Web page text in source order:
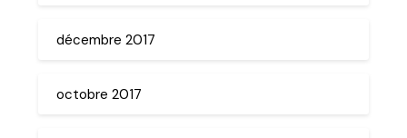
décembre 2017
octobre 2017